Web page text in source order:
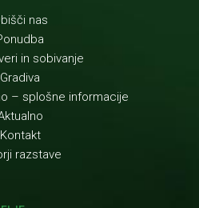
nas
in sobivanje
Gradiva
– splošne informacije
Kontakt
razstave